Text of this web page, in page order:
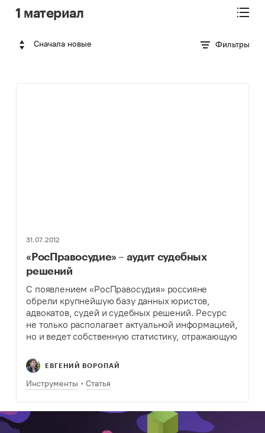
1 материал
Сначала новые Фильтры
31.07.2012
«РосПравосудие» – аудит судебных
решений
С появлением «РосПравосудия» россияне
обрели крупнейшую базу данных юристов,
адвокатов, судей и судебных решений. Ресурс
не только располагает актуальной информацией,
но и ведет собственную статистику, отражающую
Функционал: Крупнейший в России каталог
юристов, адвокатов, судей (35+ тысяч…
ЕВГЕНИЙ ВОРОПАЙ
Инструменты Статья